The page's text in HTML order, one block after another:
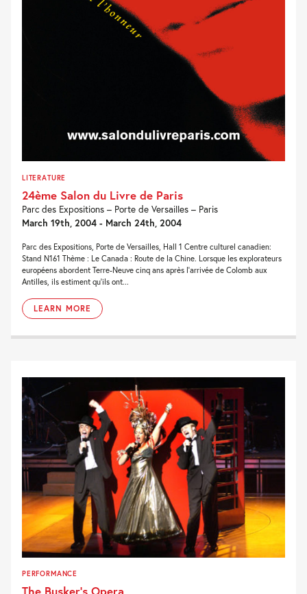
LITERATURE
24ème Salon du Livre de Paris
Parc des Expositions – Porte de Versailles – Paris
March 19th, 2004 - March 24th, 2004
Parc des Expositions, Porte de Versailles, Hall 1 Centre culturel canadien:
Stand N161 Thème : Le Canada : Route de la Chine. Lorsque les explorateurs
européens abordent Terre-Neuve cinq ans après l'arrivée de Colomb aux
Antilles, ils estiment qu'ils ont...
LEARN MORE
PERFORMANCE
The Busker’s Opera